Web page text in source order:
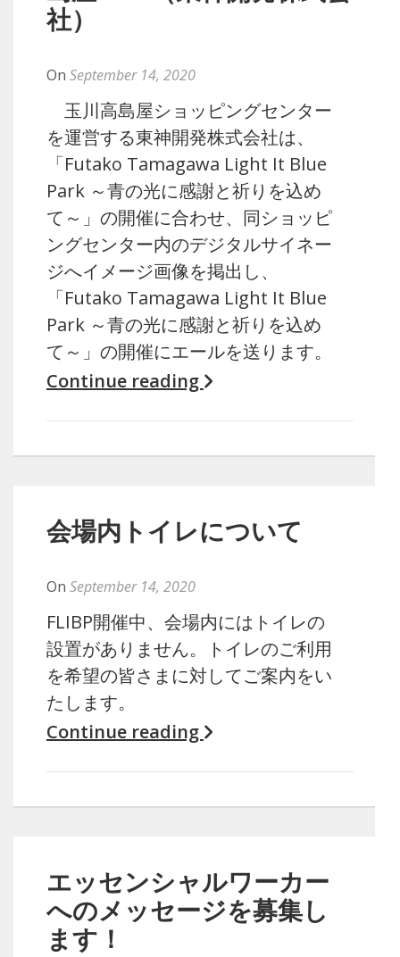
社）
On September 14, 2020
玉川高島屋ショッピングセンター
を運営する東神開発株式会社は、
「Futako Tamagawa Light It Blue
Park ～青の光に感謝と祈りを込め
て～」の開催に合わせ、同ショッピ
ングセンター内のデジタルサイネー
ジへイメージ画像を掲出し、
「Futako Tamagawa Light It Blue
Park ～青の光に感謝と祈りを込め
て～」の開催にエールを送ります。
Continue reading
会場内トイレについて
On September 14, 2020
FLIBP開催中、会場内にはトイレの
設置がありません。トイレのご利用
を希望の皆さまに対してご案内をい
たします。
Continue reading
エッセンシャルワーカー
へのメッセージを募集し
ます！